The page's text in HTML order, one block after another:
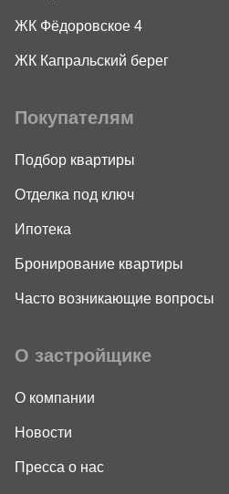
ЖК Фёдоровское 4
ЖК Капральский берег
Покупателям
Подбор квартиры
Отделка под ключ
Ипотека
Бронирование квартиры
Часто возникающие вопросы
О застройщике
О компании
Новости
Пресса о нас